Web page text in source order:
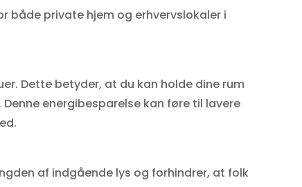
private hjem og erhvervslokaler i
Dette betyder, at du kan holde dine rum
energibesparelse kan føre til lavere
af indgående lys og forhindrer, at folk